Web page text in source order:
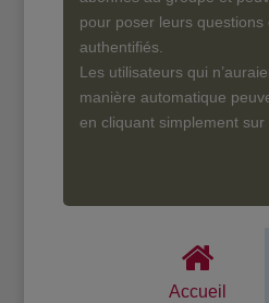
pour poser leurs questions
authentifiés.
Les utilisateurs qui
manière automatique
en cliquant simplement sur
Accueil